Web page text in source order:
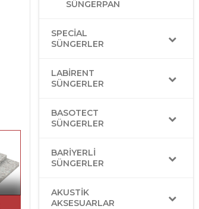
SÜNGERPAN
SPECIAL
SÜNGERLER
LABIRENT
SÜNGERLER
BASOTECT
SÜNGERLER
BARIYERLI
SÜNGERLER
AKUSTIK
AKSESUARLAR